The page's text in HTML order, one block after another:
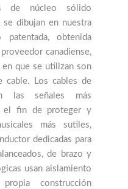
de núcleo sólido
dibujan en nuestra
obtenida
canadiense,
en que se utilizan son
cable. Los cables de
las señales más
el fin de proteger y
más sutiles,
dedicadas para
de brazo y
usan aislamiento
construcción